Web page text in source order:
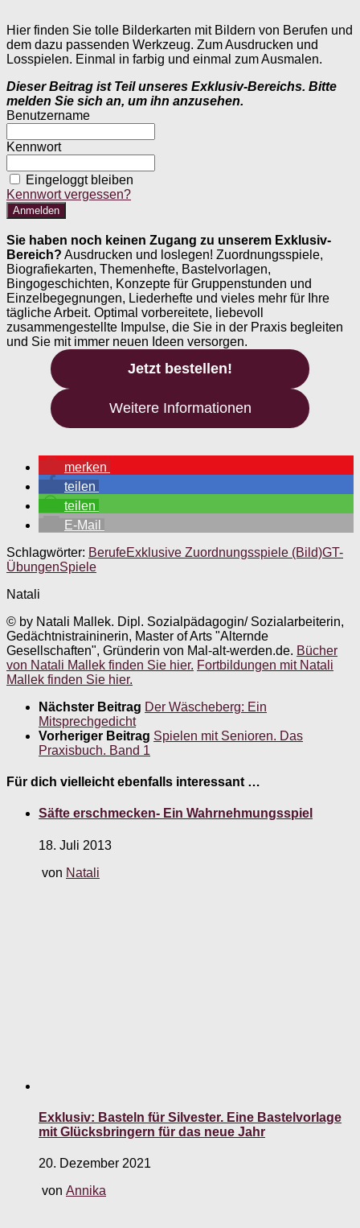
Hier finden Sie tolle Bilderkarten mit Bildern von Berufen und
dem dazu passenden Werkzeug. Zum Ausdrucken und
Losspielen. Einmal in farbig und einmal zum Ausmalen.
Dieser Beitrag ist Teil unseres Exklusiv-Bereichs. Bitte
melden Sie sich an, um ihn anzusehen.
Benutzername
Kennwort
Eingeloggt bleiben
Kennwort vergessen?
Sie haben noch keinen Zugang zu unserem Exklusiv-
Bereich? Ausdrucken und loslegen! Zuordnungsspiele,
Biografiekarten, Themenhefte, Bastelvorlagen,
Bingogeschichten, Konzepte für Gruppenstunden und
Einzelbegegnungen, Liederhefte und vieles mehr für Ihre
tägliche Arbeit. Optimal vorbereitete, liebevoll
zusammengestellte Impulse, die Sie in der Praxis begleiten
und Sie mit immer neuen Ideen versorgen.
Jetzt bestellen!
Weitere Informationen
merken
teilen
teilen
E-Mail
Schlagwörter: BerufeExklusive Zuordnungsspiele (Bild)GT-
ÜbungenSpiele
Natali
© by Natali Mallek. Dipl. Sozialpädagogin/ Sozialarbeiterin,
Gedächtnistraininerin, Master of Arts "Alternde
Gesellschaften", Gründerin von Mal-alt-werden.de. Bücher
von Natali Mallek finden Sie hier. Fortbildungen mit Natali
Mallek finden Sie hier.
Nächster Beitrag Der Wäscheberg: Ein
Mitsprechgedicht
Vorheriger Beitrag Spielen mit Senioren. Das
Praxisbuch. Band 1
Für dich vielleicht ebenfalls interessant …
Säfte erschmecken- Ein Wahrnehmungsspiel
18. Juli 2013
von Natali
Exklusiv: Basteln für Silvester. Eine Bastelvorlage
mit Glücksbringern für das neue Jahr
20. Dezember 2021
von Annika